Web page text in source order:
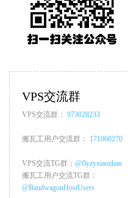
VPS交流群
VPS交流群： 973028233
搬瓦工用户交流群： 171060270
VPS交流TG群： @flyzyxiaozhan
搬瓦工用户交流TG群：
@BandwagonHostUsers